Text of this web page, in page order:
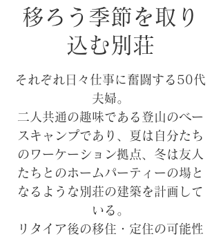
移ろう季節を取り
込む別荘
それぞれ日々仕事に奮闘する50代
夫婦。
二人共通の趣味である登山のベー
スキャンプであり、夏は自分たち
のワーケーション拠点、冬は友人
たちとのホームパーティーの場と
なるような別荘の建築を計画して
いる。
リタイア後の移住・定住の可能性